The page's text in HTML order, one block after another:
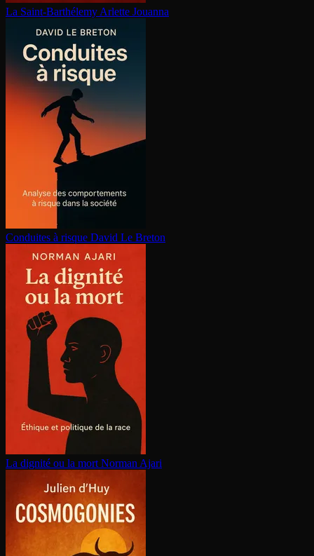
La Saint-Barthélemy Arlette Jouanna
Conduites à risque David Le Breton
La dignité ou la mort Norman Ajari